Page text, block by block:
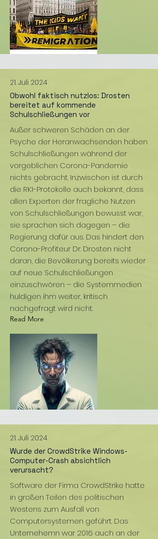
21. Juli 2024
Obwohl faktisch nutzlos: Drosten
bereitet auf kommende
Schulschließungen vor
Außer schweren Schäden an der
Psyche der Heranwachsenden haben
Schulschließungen während der
vorgeblichen Corona-Pandemie
nichts gebracht. Inzwischen ist durch
die RKI-Protokolle auch bekannt, dass
allen Experten der fragliche Nutzen
von Schulschließungen bewusst war,
sie sprachen sich dagegen – die
Regierung dafür aus. Das hindert den
Corona-Profiteur Dr. Drosten nicht
daran, die Bevölkerung bereits wieder
auf neue Schulschließungen
einzuschwören – die Systemmedien
huldigen ihm weiter, kritisch
nachgefragt wird nicht.
Read More
21. Juli 2024
Wurde der CrowdStrike Windows-
Computer-Crash absichtlich
verursacht?
Software der Firma CrowdStrike hatte
in großen Teilen des politischen
Westens zum Ausfall von
Computersystemen geführt. Das
Unternehemn war 2016 auch an der